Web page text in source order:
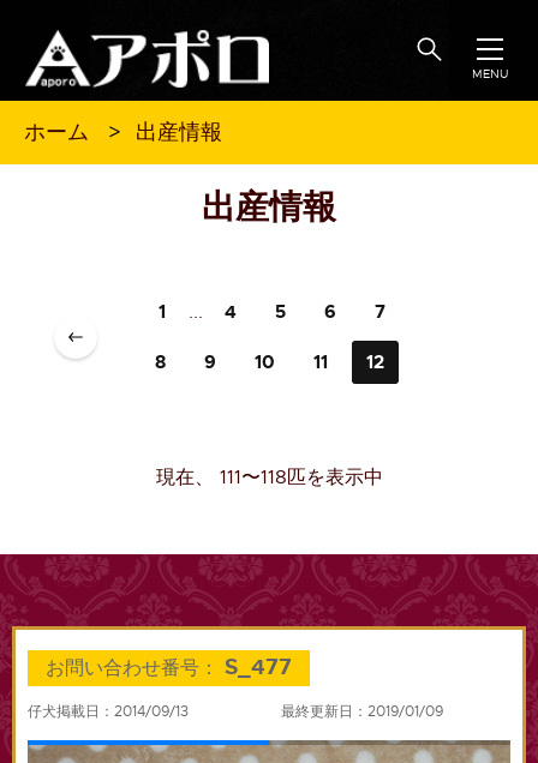
MENU
ホーム 出産情報
出産情報
1 ... 4 5 6 7
8 9 10 11 12
現在、 111〜118匹を表示中
お問い合わせ番号： S_477
仔犬掲載日：2014/09/13 最終更新日：2019/01/09